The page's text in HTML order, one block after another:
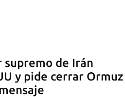
supremo de Irán
y pide cerrar Ormuz